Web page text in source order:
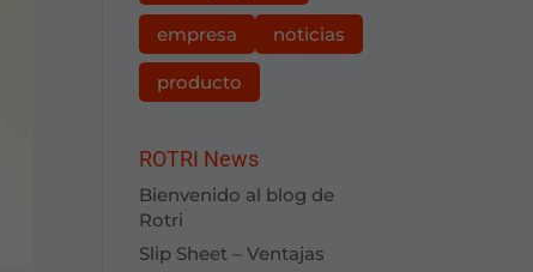
empresa noticias
producto
ROTRI News
Bienvenido al blog de
Rotri
Slip Sheet – Ventajas